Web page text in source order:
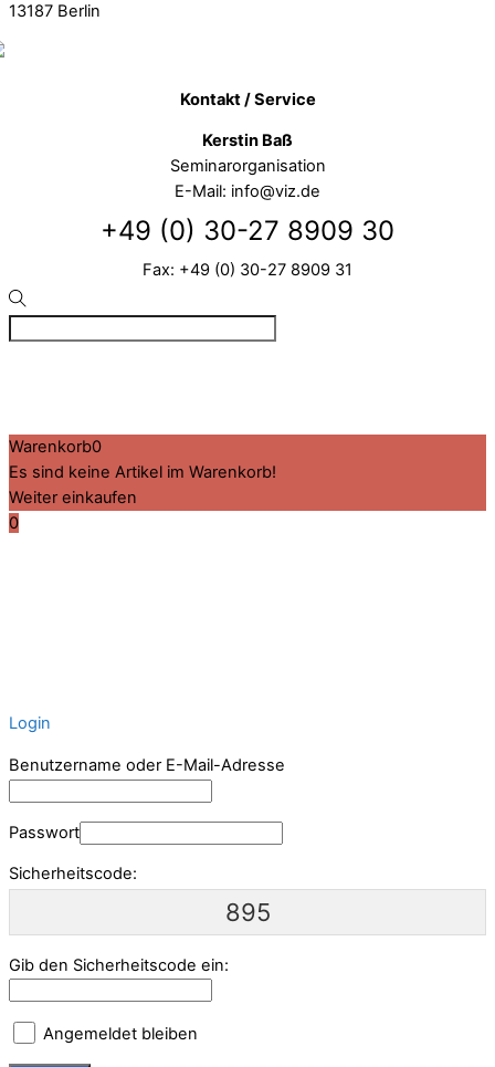
13187 Berlin
Kontakt / Service
Kerstin Baß
Seminarorganisation
E-Mail: info@viz.de
+49 (0) 30-27 8909 30
Fax: +49 (0) 30-27 8909 31
Warenkorb0
Es sind keine Artikel im Warenkorb!
Weiter einkaufen
0
Login
Benutzername oder E-Mail-Adresse
Passwort
Sicherheitscode:
895
Gib den Sicherheitscode ein:
Angemeldet bleiben